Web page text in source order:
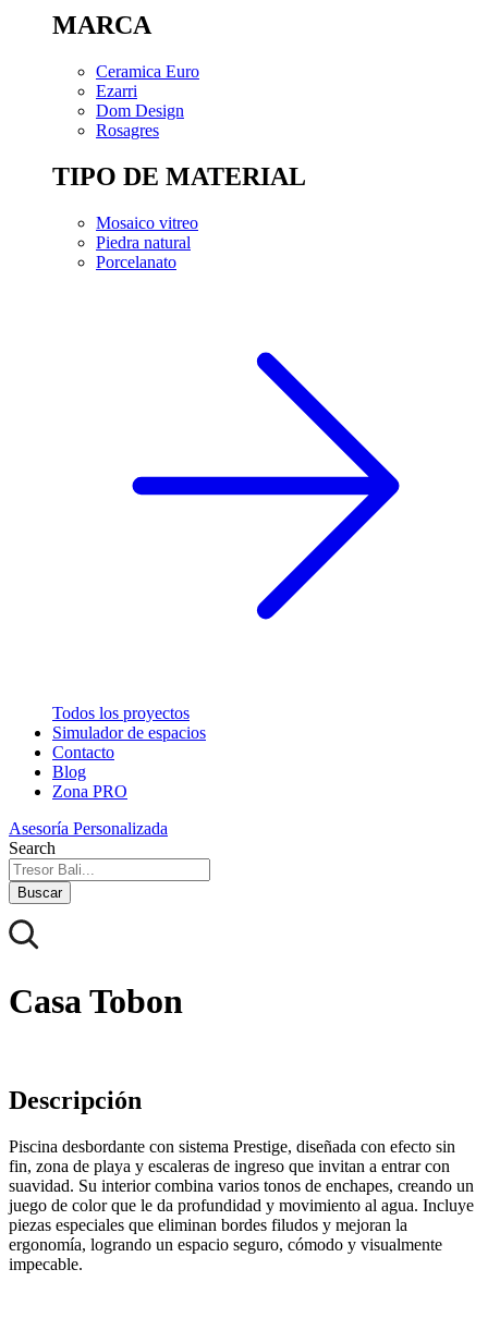
MARCA
Ceramica Euro
Ezarri
Dom Design
Rosagres
TIPO DE MATERIAL
Mosaico vitreo
Piedra natural
Porcelanato
Todos los proyectos
Simulador de espacios
Contacto
Blog
Zona PRO
Asesoría Personalizada
Search
Buscar
Casa Tobon
Descripción
Piscina desbordante con sistema Prestige, diseñada con efecto sin
fin, zona de playa y escaleras de ingreso que invitan a entrar con
suavidad. Su interior combina varios tonos de enchapes, creando un
juego de color que le da profundidad y movimiento al agua. Incluye
piezas especiales que eliminan bordes filudos y mejoran la
ergonomía, logrando un espacio seguro, cómodo y visualmente
impecable.